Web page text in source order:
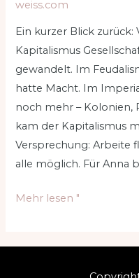
weiss.com
Ein kurzer Blick zurück:
Kapitalismus
gewandelt. Im
hatte Macht. Im
noch mehr – Kolonien,
kam der Kapitalismus
Versprechung: Arbeite
alle möglich. Für Anna
Kapitalismus
Mehr lesen "